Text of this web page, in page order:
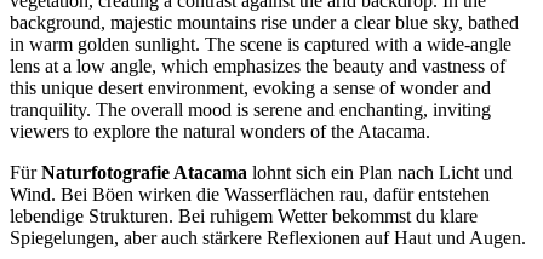
FürNaturfotografie Atacama lohnt sich ein Plan nach Licht und
Wind. Bei Böen wirken die Wasserflächen rau, dafür entstehen
lebendige Strukturen. Bei ruhigem Wetter bekommst du klare
Spiegelungen, aber auch stärkere Reflexionen auf Haut und Augen.